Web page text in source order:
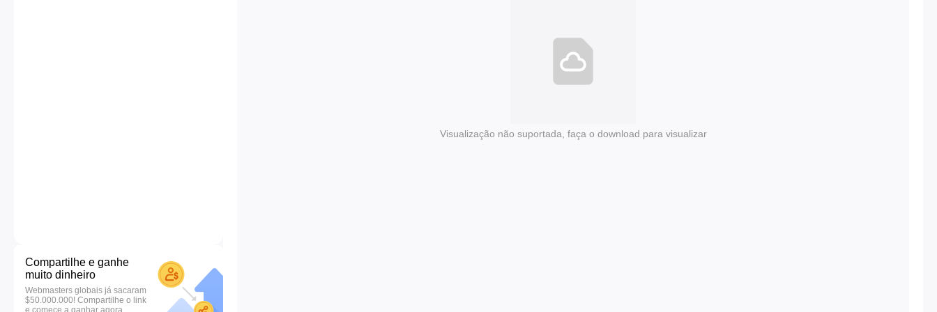
Compartilhe e ganhe
muito dinheiro
Webmasters globais já sacaram
$50.000.000! Compartilhe o link
e comece a ganhar agora.
Visualização não suportada, faça o download para visualizar